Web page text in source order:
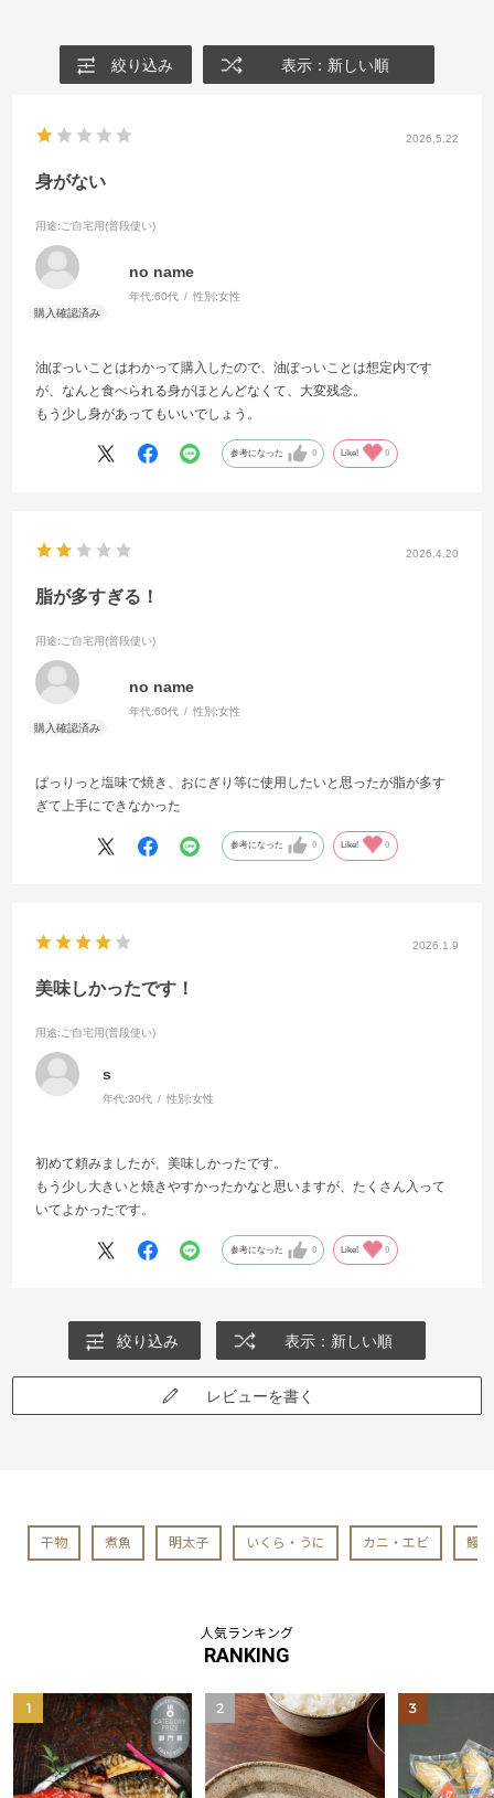
絞り込み 表示：新しい順
2026.5.22
身がない
用途:ご自宅用(普段使い)
no name
年代:60代 性別:女性
油ぽっいことはわかって購入したので、油ぽっいことは想定内です
が、なんと食べられる身がほとんどなくて、大変残念。
もう少し身があってもいいでしょう。
参考になった 0 Like! 0
2026.4.20
脂が多すぎる！
用途:ご自宅用(普段使い)
no name
年代:60代 性別:女性
ぱっりっと塩味で焼き、おにぎり等に使用したいと思ったが脂が多す
ぎて上手にできなかった
参考になった 0 Like! 0
2026.1.9
美味しかったです！
用途:ご自宅用(普段使い)
s
年代:30代 性別:女性
初めて頼みましたが、美味しかったです。
もう少し大きいと焼きやすかったかなと思いますが、たくさん入って
いてよかったです。
参考になった 0 Like! 0
絞り込み 表示：新しい順
レビューを書く
干物 煮魚 明太子 いくら・うに カニ・エビ 鰻
人気ランキング
RANKING
1 2 3